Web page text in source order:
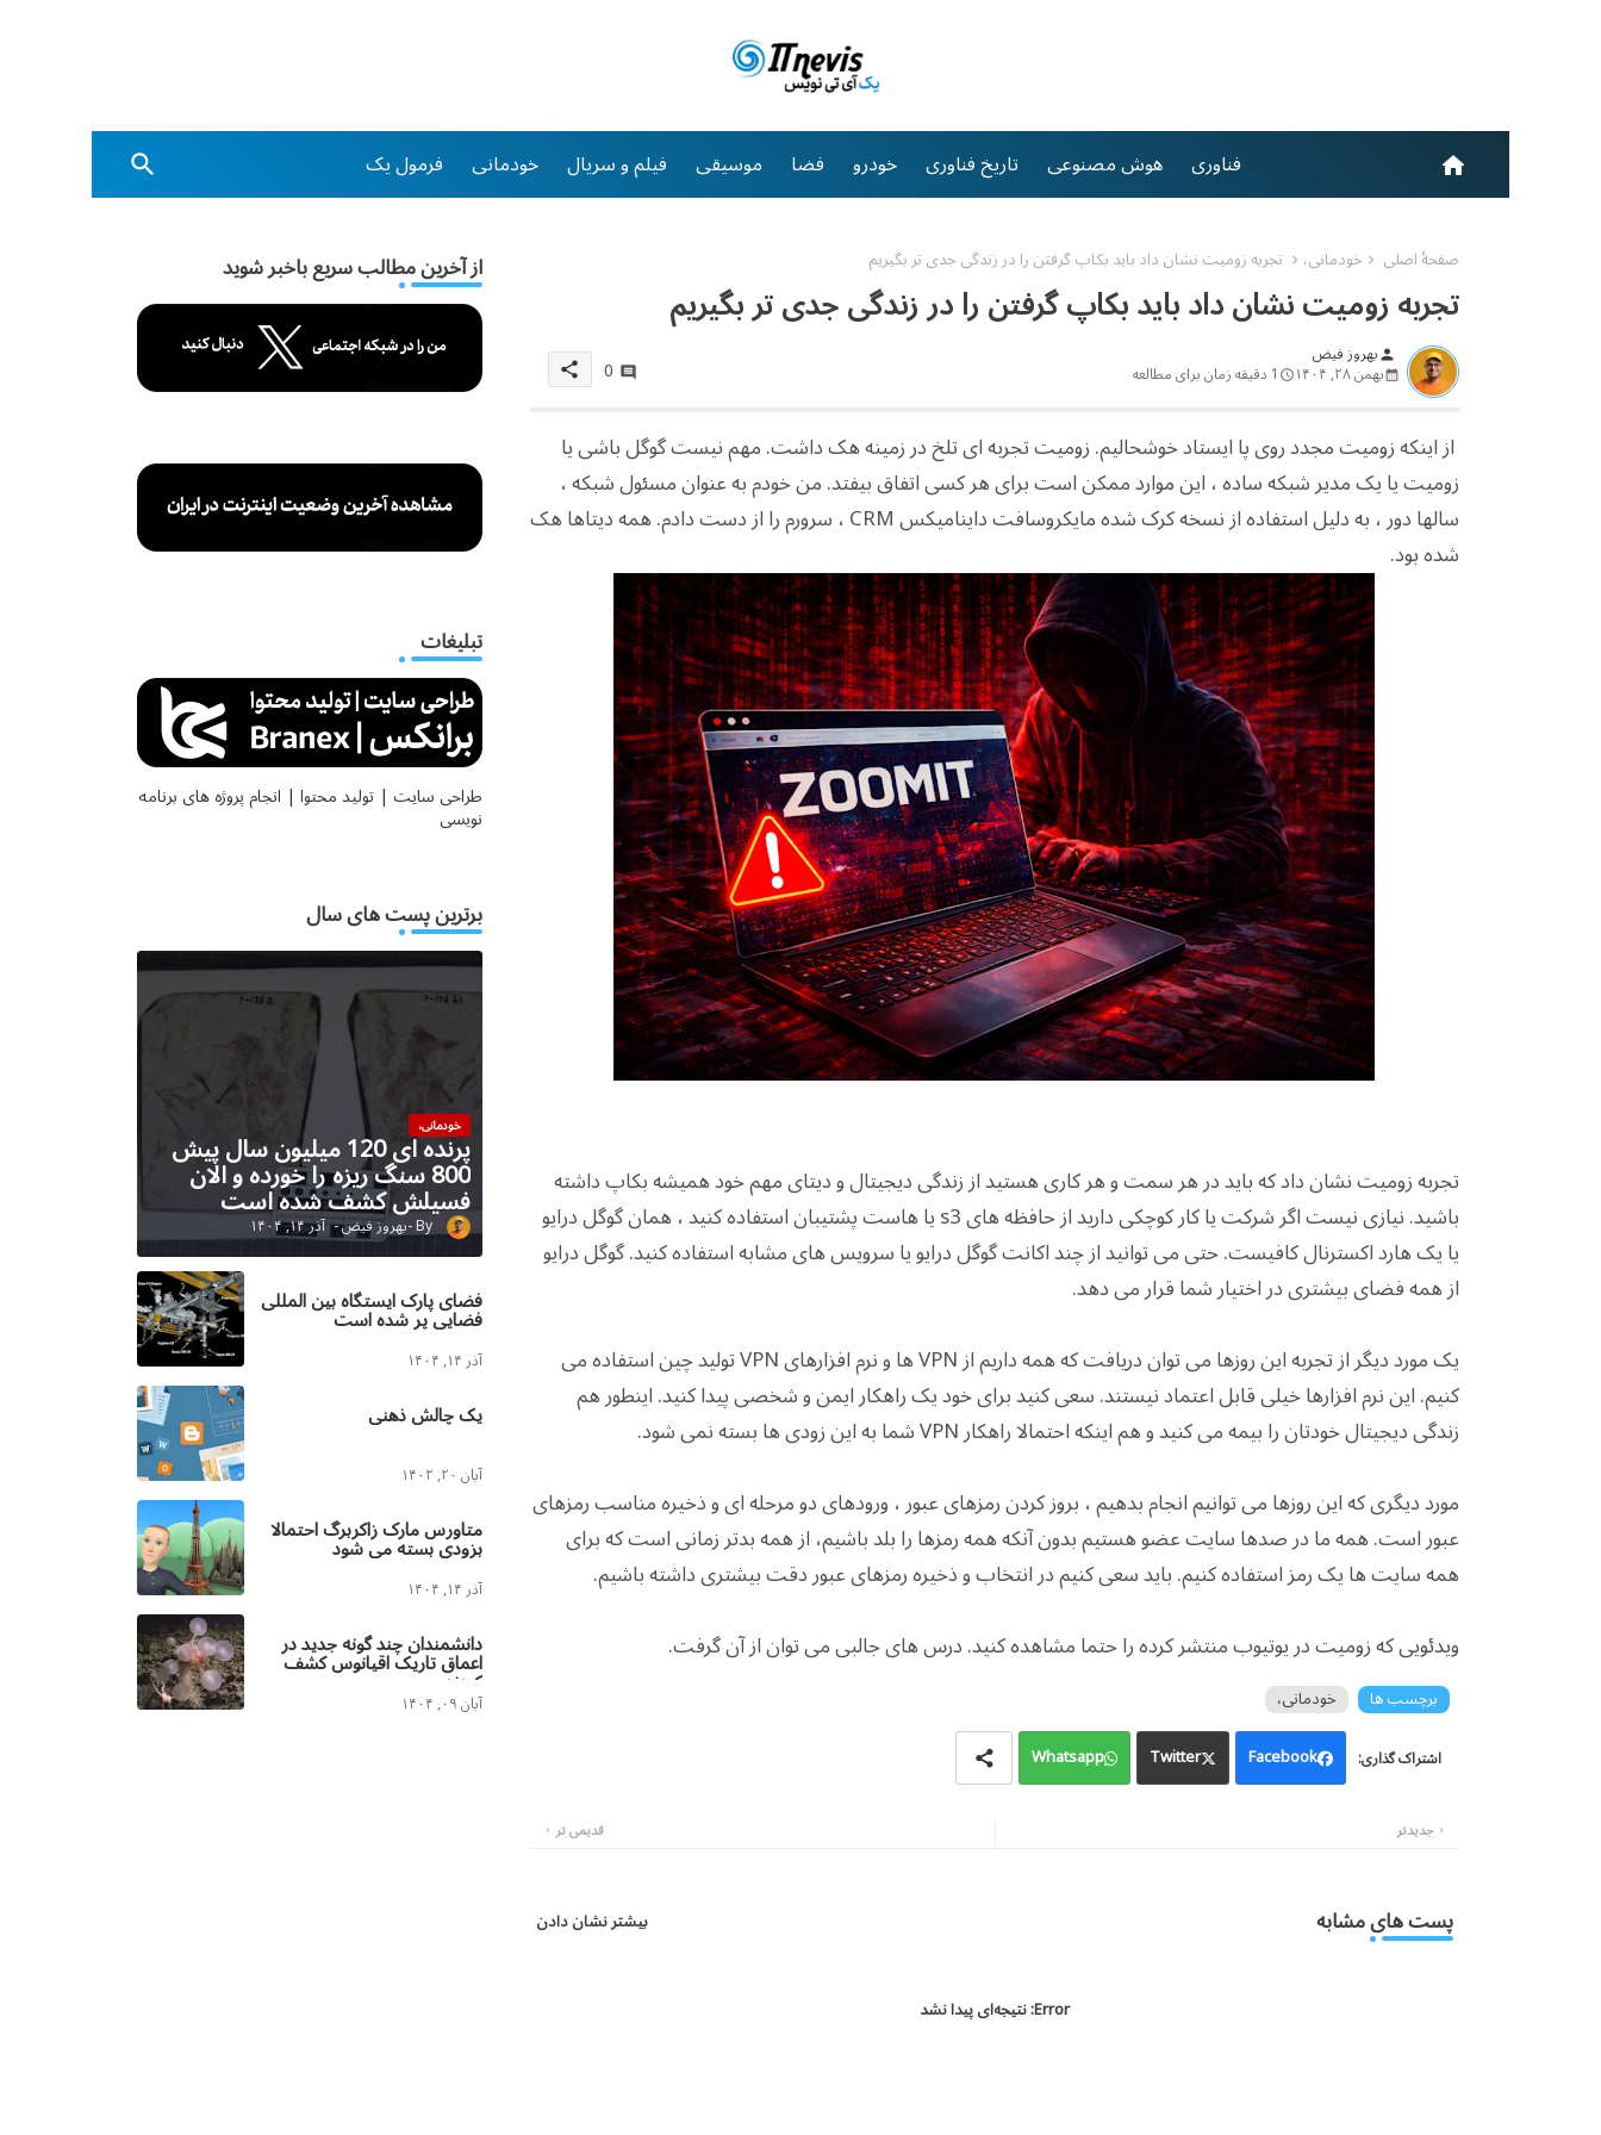
home فناوری هوش مصنوعی تاریخ فناوری خودرو فضا موسیقی فیلم و سریال خودمانی فرمول یک
صفحهٔ اصلی خودمانی، تجربه زومیت نشان داد باید بکاپ گرفتن را در زندگی جدی تر بگیریم
تجربه زومیت نشان داد باید بکاپ گرفتن را در زندگی جدی تر بگیریم
person بهروز فیض
بهمن ۲۸, ۱۴۰۴ 1 دقیقه زمان برای مطالعه 0
share
از اینکه زومیت مجدد روی پا ایستاد خوشحالیم. زومیت تجربه ای تلخ در زمینه هک داشت. مهم نیست گوگل باشی یا
زومیت یا یک مدیر شبکه ساده ، این موارد ممکن است برای هر کسی اتفاق بیفتد. من خودم به عنوان مسئول شبکه ،
سالها دور ، به دلیل استفاده از نسخه کرک شده مایکروسافت داینامیکس CRM ، سرورم را از دست دادم. همه دیتاها هک
شده بود.
تجربه زومیت نشان داد که باید در هر سمت و هر کاری هستید از زندگی دیجیتال و دیتای مهم خود همیشه بکاپ داشته
باشید. نیازی نیست اگر شرکت یا کار کوچکی دارید از حافظه های s3 یا هاست پشتیبان استفاده کنید ، همان گوگل درایو
یا یک هارد اکسترنال کافیست. حتی می توانید از چند اکانت گوگل درایو یا سرویس های مشابه استفاده کنید. گوگل درایو
از همه فضای بیشتری در اختیار شما قرار می دهد.
یک مورد دیگر از تجربه این روزها می توان دریافت که همه داریم از VPN ها و نرم افزارهای VPN تولید چین استفاده می
کنیم. این نرم افزارها خیلی قابل اعتماد نیستند. سعی کنید برای خود یک راهکار ایمن و شخصی پیدا کنید. اینطور هم
زندگی دیجیتال خودتان را بیمه می کنید و هم اینکه احتمالا راهکار VPN شما به این زودی ها بسته نمی شود.
مورد دیگری که این روزها می توانیم انجام بدهیم ، بروز کردن رمزهای عبور ، ورودهای دو مرحله ای و ذخیره مناسب رمزهای
عبور است. همه ما در صدها سایت عضو هستیم بدون آنکه همه رمزها را بلد باشیم، از همه بدتر زمانی است که برای
همه سایت ها یک رمز استفاده کنیم. باید سعی کنیم در انتخاب و ذخیره رمزهای عبور دقت بیشتری داشته باشیم.
ویدئویی که زومیت در یوتیوب منتشر کرده را حتما مشاهده کنید. درس های جالبی می توان از آن گرفت.
برچسب ها
خودمانی،
Facebook
Twitter
Whatsapp
جدیدتر قدیمی تر
پست های مشابه بیشتر نشان دادن
Error:نتیجه‌ای پیدا نشد
از آخرین مطالب سریع باخبر شوید
تبلیغات
طراحی سایت | تولید محتوا | انجام پروژه های برنامه
نویسی
برترین پست های سال
خودمانی، پرنده ای 120 میلیون سال پیش
800 سنگ ریزه را خورده و الان
فسیلش کشف شده است
بهروز فیض آذر ۱۴, ۱۴۰۴
فضای پارک ایستگاه بین المللی
فضایی پر شده است
آذر ۱۴, ۱۴۰۴
یک چالش ذهنی
آبان ۲۰, ۱۴۰۲
متاورس مارک زاکربرگ احتمالا
بزودی بسته می شود
آذر ۱۴, ۱۴۰۴
دانشمندان چند گونه جدید در
اعماق تاریک اقیانوس کشف
کردند
آبان ۰۹, ۱۴۰۴